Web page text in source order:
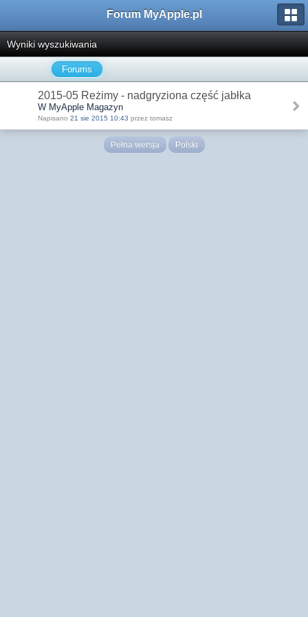
Forum MyApple.pl
Wyniki wyszukiwania
Forums
2015-05 Reżimy - nadgryziona część jabłka
W MyApple Magazyn
Napisano 21 sie 2015 10:43 przez tomasz
Pełna wersja Polski